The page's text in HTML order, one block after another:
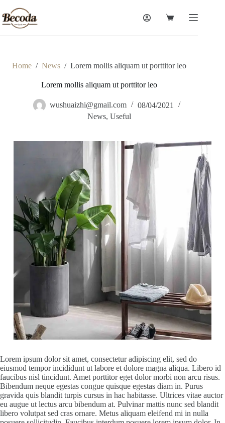
to
content
Shopping
Home / News / Lorem mollis aliquam ut porttitor leo
Lorem mollis aliquam ut porttitor leo
wushuaizhi@gmail.com
08/04/2021
News, Useful
Lorem ipsum dolor sit amet, consectetur adipiscing elit, sed do
eiusmod tempor incididunt ut labore et dolore magna aliqua. Libero id
faucibus nisl tincidunt. Amet porttitor eget dolor morbi non arcu risus.
Bibendum neque egestas congue quisque egestas diam in. Purus
gravida quis blandit turpis cursus in hac habitasse. Ultrices vitae auctor
eu augue ut lectus arcu bibendum at. Pulvinar mattis nunc sed blandit
libero volutpat sed cras ornare. Metus aliquam eleifend mi in nulla